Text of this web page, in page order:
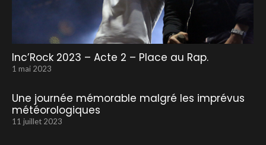
Inc’Rock 2023 – Acte 2 – Place au Rap.
1 mai 2023
Une journée mémorable malgré les imprévus
météorologiques
11 juillet 2023